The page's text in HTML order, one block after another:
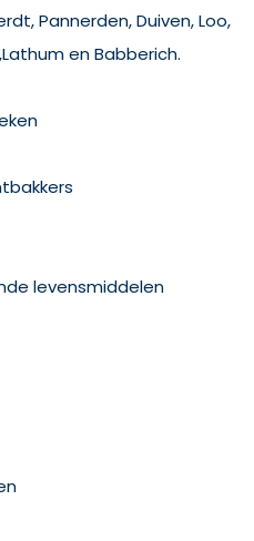
Pannerden, Duiven, Loo,
en Babberich.
levensmiddelen